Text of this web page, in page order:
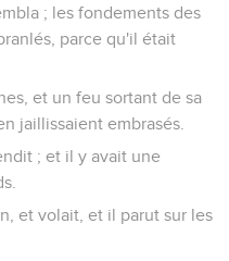
; les fondements des
parce qu'il était
et un feu sortant de sa
jaillissaient embrasés.
; et il y avait une
et volait, et il parut sur les